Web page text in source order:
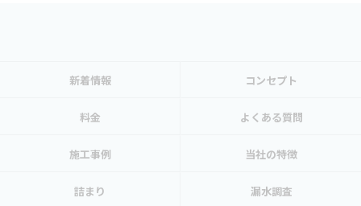
新着情報 コンセプト
料金 よくある質問
施工事例 当社の特徴
詰まり 漏水調査